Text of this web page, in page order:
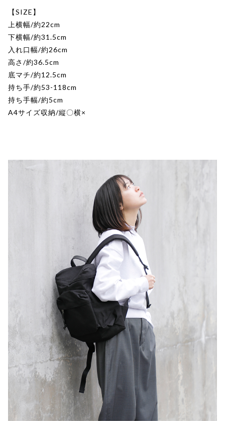
【SIZE】
上横幅/約22cm
下横幅/約31.5cm
入れ口幅/約26cm
高さ/約36.5cm
底マチ/約12.5cm
持ち手/約53-118cm
持ち手幅/約5cm
A4サイズ収納/縦〇横×